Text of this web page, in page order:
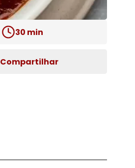
30 min
Compartilhar